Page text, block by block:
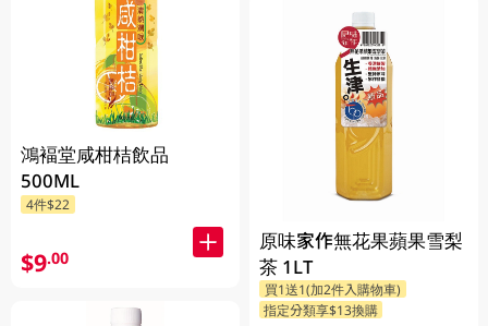
鴻褔堂咸柑桔飲品
500ML
4件$22
$9.00
原味家作無花果蘋果雪梨
茶 1LT
買1送1(加2件入購物車)
指定分類享$13換購